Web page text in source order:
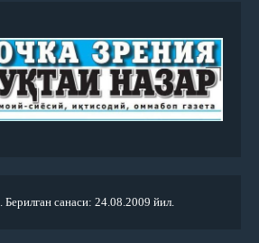
санаси: 24.08.2009 йил.